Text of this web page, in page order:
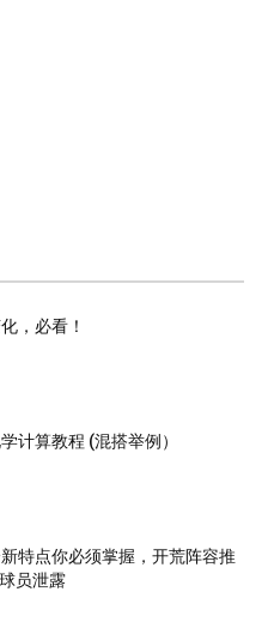
，必看！
计算教程 (混搭举例）
特点你必须掌握，开荒阵容推
员泄露